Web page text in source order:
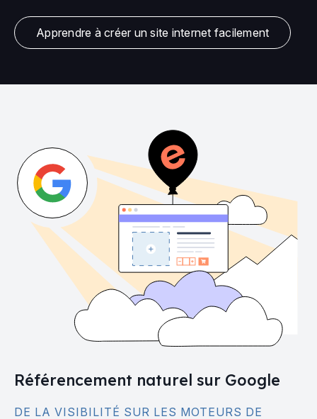
Apprendre à créer un site internet facilement
Référencement naturel sur Google
DE LA VISIBILITÉ SUR LES MOTEURS DE